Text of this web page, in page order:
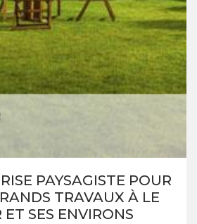
PAYSAGISTE POUR
TRAVAUX À LE
SES ENVIRONS